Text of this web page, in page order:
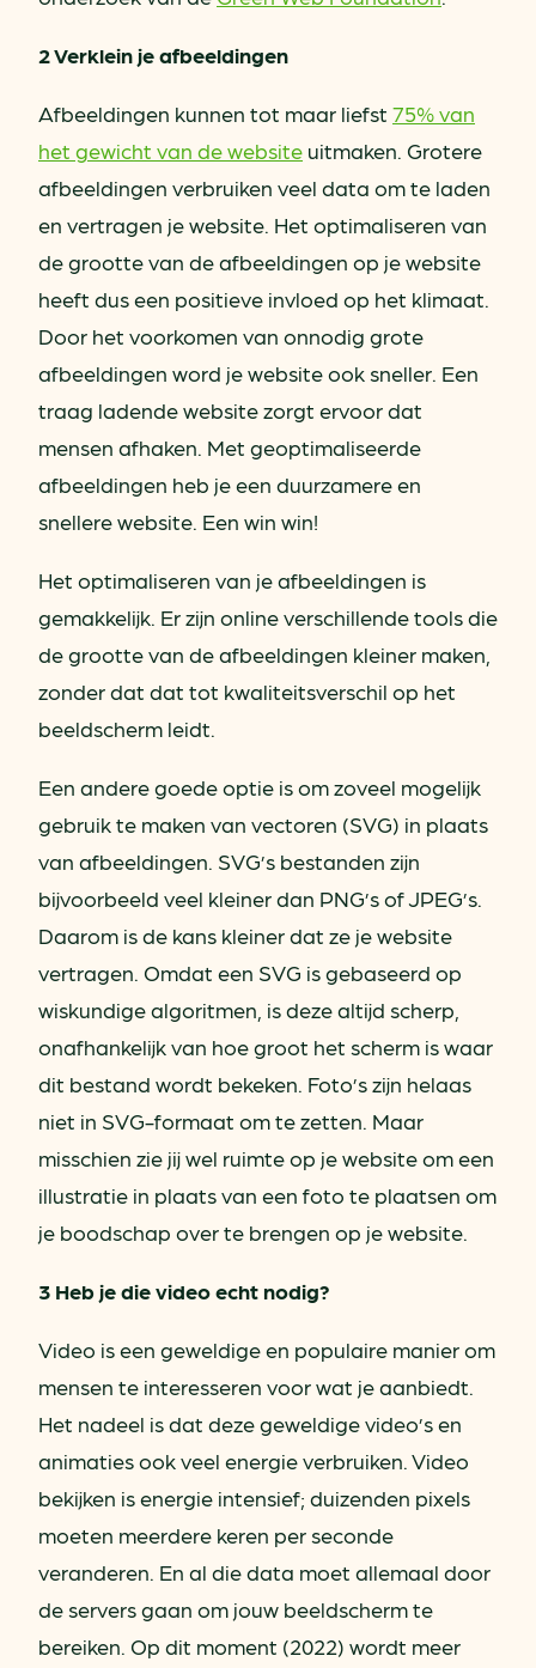
2 Verklein je afbeeldingen
Afbeeldingen kunnen tot maar liefst 75% van
het gewicht van de website uitmaken. Grotere
afbeeldingen verbruiken veel data om te laden
en vertragen je website. Het optimaliseren van
de grootte van de afbeeldingen op je website
heeft dus een positieve invloed op het klimaat.
Door het voorkomen van onnodig grote
afbeeldingen word je website ook sneller. Een
traag ladende website zorgt ervoor dat
mensen afhaken. Met geoptimaliseerde
afbeeldingen heb je een duurzamere en
snellere website. Een win win!
Het optimaliseren van je afbeeldingen is
gemakkelijk. Er zijn online verschillende tools die
de grootte van de afbeeldingen kleiner maken,
zonder dat dat tot kwaliteitsverschil op het
beeldscherm leidt.
Een andere goede optie is om zoveel mogelijk
gebruik te maken van vectoren (SVG) in plaats
van afbeeldingen. SVG’s bestanden zijn
bijvoorbeeld veel kleiner dan PNG’s of JPEG’s.
Daarom is de kans kleiner dat ze je website
vertragen. Omdat een SVG is gebaseerd op
wiskundige algoritmen, is deze altijd scherp,
onafhankelijk van hoe groot het scherm is waar
dit bestand wordt bekeken. Foto’s zijn helaas
niet in SVG-formaat om te zetten. Maar
misschien zie jij wel ruimte op je website om een
illustratie in plaats van een foto te plaatsen om
je boodschap over te brengen op je website.
3 Heb je die video echt nodig?
Video is een geweldige en populaire manier om
mensen te interesseren voor wat je aanbiedt.
Het nadeel is dat deze geweldige video’s en
animaties ook veel energie verbruiken. Video
bekijken is energie intensief; duizenden pixels
moeten meerdere keren per seconde
veranderen. En al die data moet allemaal door
de servers gaan om jouw beeldscherm te
bereiken. Op dit moment (2022) wordt meer